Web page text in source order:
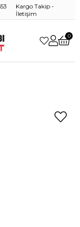
Kargo Takip -
İletişim
0